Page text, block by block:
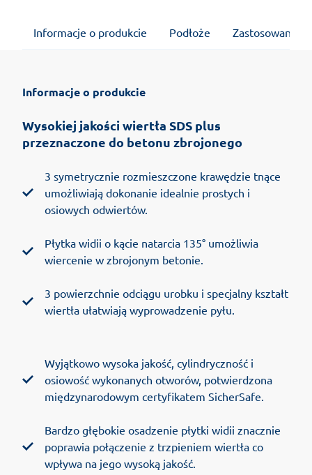
Informacje o produkcie Podłoże Zastosowanie
Informacje o produkcie
Wysokiej jakości wiertła SDS plus
przeznaczone do betonu zbrojonego
3 symetrycznie rozmieszczone krawędzie tnące
umożliwiają dokonanie idealnie prostych i
osiowych odwiertów.
Płytka widii o kącie natarcia 135° umożliwia
wiercenie w zbrojonym betonie.
3 powierzchnie odciągu urobku i specjalny kształt
wiertła ułatwiają wyprowadzenie pyłu.
Wyjątkowo wysoka jakość, cylindryczność i
osiowość wykonanych otworów, potwierdzona
międzynarodowym certyfikatem SicherSafe.
Bardzo głębokie osadzenie płytki widii znacznie
poprawia połączenie z trzpieniem wiertła co
wpływa na jego wysoką jakość.